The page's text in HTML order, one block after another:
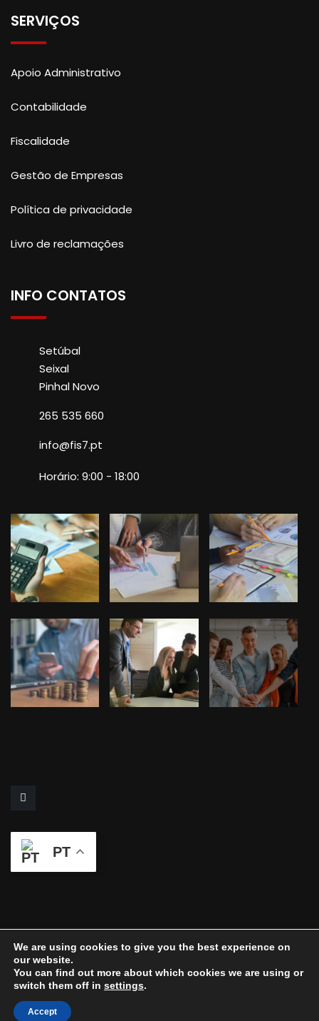
SERVIÇOS
Apoio Administrativo
Contabilidade
Fiscalidade
Gestão de Empresas
Política de privacidade
Livro de reclamações
INFO CONTATOS
Setúbal
Seixal
Pinhal Novo
265 535 660
info@fis7.pt
Horário: 9:00 - 18:00
PT
© Copyright 2024 Fis7 Design by:
Home Sobre nós Contactos
We are using cookies to give you the best experience on
our website.
You can find out more about which cookies we are using or
switch them off in settings.
Accept